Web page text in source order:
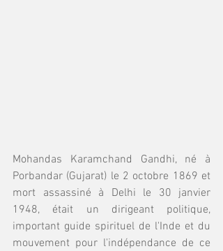
Mohandas Karamchand Gandhi, né à
Porbandar (Gujarat) le 2 octobre 1869 et
mort assassiné à Delhi le 30 janvier
1948, était un dirigeant politique,
important guide spirituel de l'Inde et du
mouvement pour l'indépendance de ce